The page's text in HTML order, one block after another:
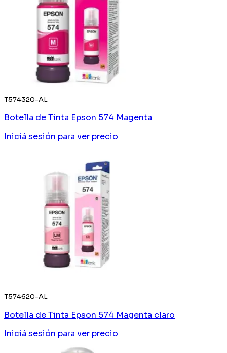
T574320-AL
Botella de Tinta Epson 574 Magenta
Iniciá sesión para ver precio
T574620-AL
Botella de Tinta Epson 574 Magenta claro
Iniciá sesión para ver precio